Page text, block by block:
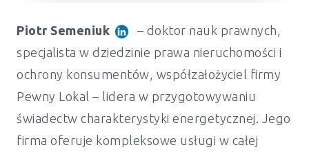
Piotr Semeniuk
– doktor nauk prawnych,
specjalista w dziedzinie prawa nieruchomości i
ochrony konsumentów, współzałożyciel firmy
Pewny Lokal – lidera w przygotowywaniu
świadectw charakterystyki energetycznej. Jego
firma oferuje kompleksowe usługi w całej